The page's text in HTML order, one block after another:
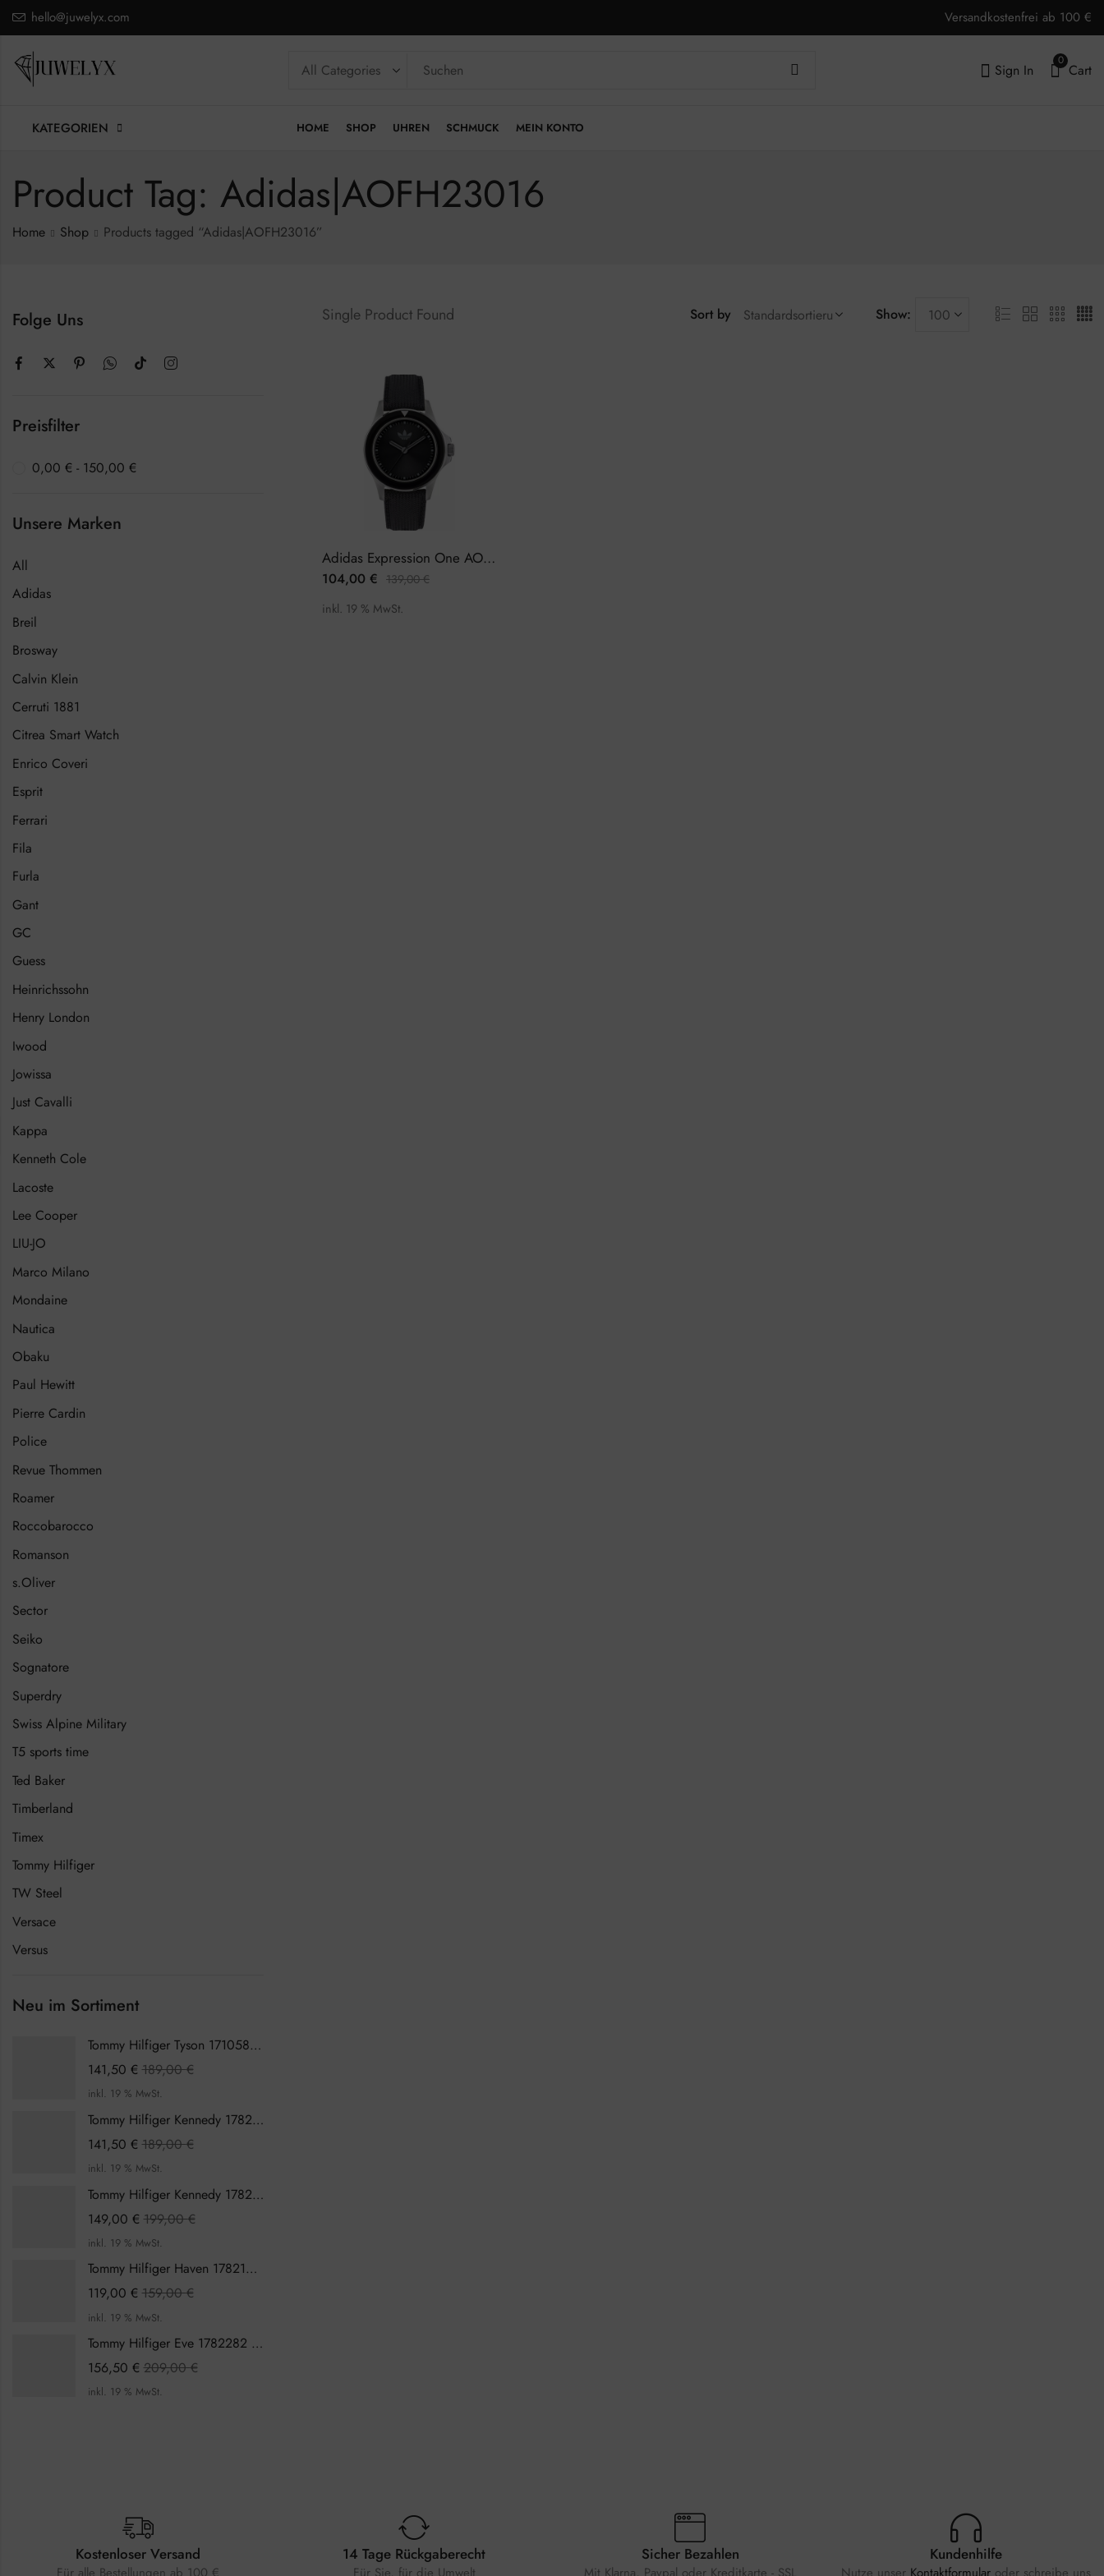
hello@juwelyx.com Versandkostenfrei ab 100 €
Sign In
0
Cart
KATEGORIEN HOME SHOP UHREN SCHMUCK MEIN KONTO
Product Tag: Adidas|AOFH23016
Home Shop Products tagged “Adidas|AOFH23016”
Single Product Found Sort by Show:
Adidas Expression One AOFH23016 Herrenuhr
104,00 € 139,00€
inkl. 19 % MwSt.
Folge Uns
Preisfilter
0,00 € - 150,00 €
Unsere Marken
All
Adidas
Breil
Brosway
Calvin Klein
Cerruti 1881
Citrea Smart Watch
Enrico Coveri
Esprit
Ferrari
Fila
Furla
Gant
GC
Guess
Heinrichssohn
Henry London
Iwood
Jowissa
Just Cavalli
Kappa
Kenneth Cole
Lacoste
Lee Cooper
LIU-JO
Marco Milano
Mondaine
Nautica
Obaku
Paul Hewitt
Pierre Cardin
Police
Revue Thommen
Roamer
Roccobarocco
Romanson
s.Oliver
Sector
Seiko
Sognatore
Superdry
Swiss Alpine Military
T5 sports time
Ted Baker
Timberland
Timex
Tommy Hilfiger
TW Steel
Versace
Versus
Neu im Sortiment
Tommy Hilfiger Tyson 1710589 Herrenuhr
141,50 € 189,00€
inkl. 19 % MwSt.
Tommy Hilfiger Kennedy 1782387 Damenuhr
141,50 € 189,00€
inkl. 19 % MwSt.
Tommy Hilfiger Kennedy 1782386 Damenuhr
149,00 € 199,00€
inkl. 19 % MwSt.
Tommy Hilfiger Haven 1782199 Damenuhr
119,00 € 159,00€
inkl. 19 % MwSt.
Tommy Hilfiger Eve 1782282 Damenuhr
156,50 € 209,00€
inkl. 19 % MwSt.
Kostenloser Versand
Für alle Bestellungen ab 100 €
14 Tage Rückgaberecht
Für Sie, für die Umwelt
Sicher Bezahlen
Mit Klarna, Paypal oder Kreditkarte - SSL
Kundenhilfe
Nutze unser Kontaktformular oder schreibe uns